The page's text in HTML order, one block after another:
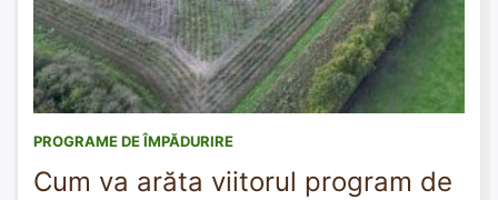
PROGRAME DE ÎMPĂDURIRE
Cum va arăta viitorul program de